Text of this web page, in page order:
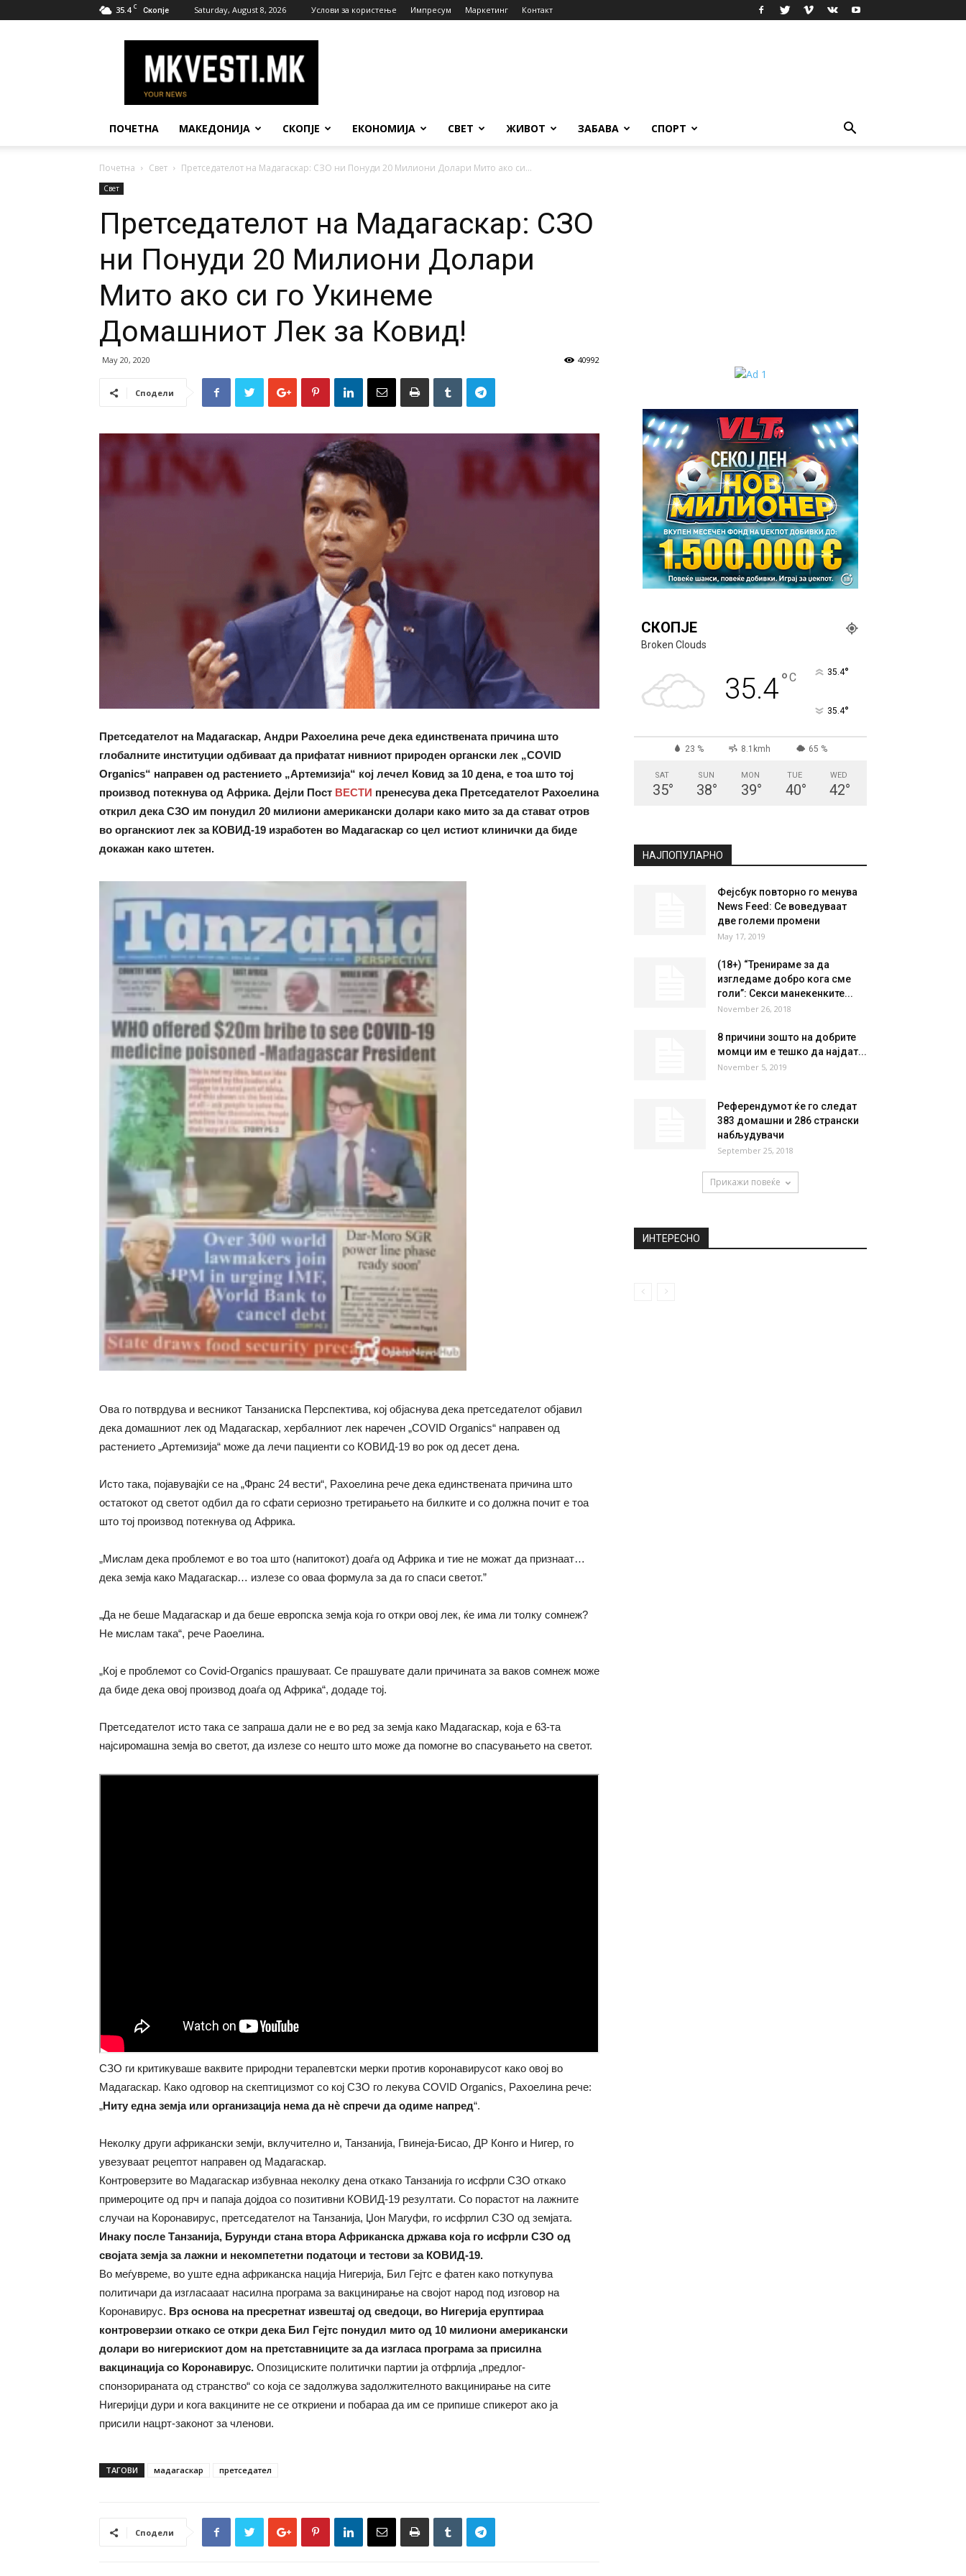
35.4 C Скопје Saturday, August 8, 2026 Услови за користење Импресум Маркетинг Контакт
Вести
ПОЧЕТНА МАКЕДОНИЈА СКОПЈЕ ЕКОНОМИЈА СВЕТ ЖИВОТ ЗАБАВА СПОРТ
Почетна Свет Претседателот на Мадагаскар: СЗО ни Понуди 20 Милиони Долари Мито ако си...
Свет
Претседателот на Мадагаскар: СЗО
ни Понуди 20 Милиони Долари
Мито ако си го Укинеме
Домашниот Лек за Ковид!
May 20, 2020 40992
Сподели
Претседателот на Мадагаскар, Андри Рахоелина рече дека единствената причина што
глобалните институции одбиваат да прифатат нивниот природен органски лек „COVID
Organics“ направен од растението „Артемизија“ кој лечел Ковид за 10 дена, е тоа што тој
производ потекнува од Африка. Дејли Пост ВЕСТИ пренесува дека Претседателот Рахоелина
открил дека СЗО им понудил 20 милиони американски долари како мито за да стават отров
во органскиот лек за КОВИД-19 изработен во Мадагаскар со цел истиот клинички да биде
докажан како штетен.
Ова го потврдува и весникот Танзаниска Перспектива, кој објаснува дека претседателот објавил
дека домашниот лек од Мадагаскар, хербалниот лек наречен „COVID Organics“ направен од
растението „Артемизија“ може да лечи пациенти со КОВИД-19 во рок од десет дена.
Исто така, појавувајќи се на „Франс 24 вести“, Рахоелина рече дека единствената причина што
остатокот од светот одбил да го сфати сериозно третирањето на билките и со должна почит е тоа
што тој производ потекнува од Африка.
„Мислам дека проблемот е во тоа што (напитокот) доаѓа од Африка и тие не можат да признаат…
дека земја како Мадагаскар… излезе со оваа формула за да го спаси светот.”
„Да не беше Мадагаскар и да беше европска земја која го откри овој лек, ќе има ли толку сомнеж?
Не мислам така“, рече Раоелина.
„Кој е проблемот со Covid-Organics прашуваат. Се прашувате дали причината за ваков сомнеж може
да биде дека овој производ доаѓа од Африка“, додаде тој.
Претседателот исто така се запраша дали не е во ред за земја како Мадагаскар, која е 63-та
најсиромашна земја во светот, да излезе со нешто што може да помогне во спасувањето на светот.
СЗО ги критикуваше ваквите природни терапевтски мерки против коронавирусот како овој во
Мадагаскар. Како одговор на скептицизмот со кој СЗО го лекува COVID Organics, Рахоелина рече:
„Ниту една земја или организација нема да нè спречи да одиме напред“.
Неколку други африкански земји, вклучително и, Танзанија, Гвинеја-Бисао, ДР Конго и Нигер, го
увезуваат рецептот направен од Мадагаскар.
Контроверзите во Мадагаскар избувнаа неколку дена откако Танзанија го исфрли СЗО откако
примероците од прч и папаја дојдоа со позитивни КОВИД-19 резултати. Со порастот на лажните
случаи на Коронавирус, претседателот на Танзанија, Џон Магуфи, го исфрлил СЗО од земјата.
Инаку после Танзанија, Бурунди стана втора Африканска држава која го исфрли СЗО од
својата земја за лажни и некомпететни податоци и тестови за КОВИД-19.
Во меѓувреме, во уште една африканска нација Нигерија, Бил Гејтс е фатен како поткупува
политичари да изгласааат насилна програма за вакцинирање на својот народ под изговор на
Коронавирус. Врз основа на пресретнат извештај од сведоци, во Нигерија еруптираа
контроверзии откако се откри дека Бил Гејтс понудил мито од 10 милиони американски
долари во нигерискиот дом на претставниците за да изгласа програма за присилна
вакцинација со Коронавирус. Опозициските политички партии ја отфрлија „предлог-
спонзорираната од странство“ со која се задолжува задолжителното вакцинирање на сите
Нигеријци дури и кога вакцините не се откриени и побараа да им се припише спикерот ако ја
присили нацрт-законот за членови.
ТАГОВИ мадагаскар претседател
Сподели
СКОПЈЕ
35.4
8.1kmh 65 %
MON
39° 40 °
Фејсбук повторно го менува
News Feed: Се воведуваат
May 17, 2019
(18+) “Тренираме за да
изгледаме добро кога сме
November 26, 2018